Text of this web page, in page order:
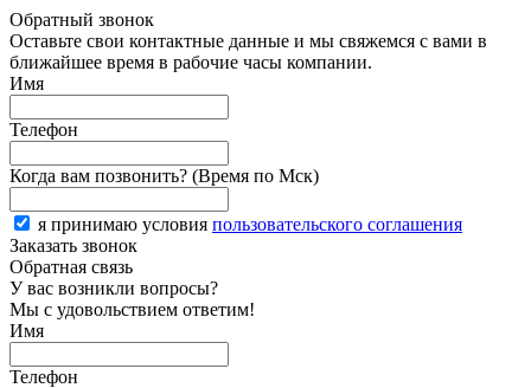
Обратный звонок
Оставьте свои контактные данные и мы свяжемся с вами в
ближайшее время в рабочие часы компании.
Имя
Телефон
Когда вам позвонить? (Время по Мск)
я принимаю условия пользовательского соглашения
Заказать звонок
Обратная связь
У вас возникли вопросы?
Мы с удовольствием ответим!
Имя
Телефон